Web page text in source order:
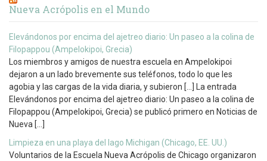
Nueva Acrópolis en el Mundo
Elevándonos por encima del ajetreo diario: Un paseo a la colina de
Filopappou (Ampelokipoi, Grecia)
Los miembros y amigos de nuestra escuela en Ampelokipoi
dejaron a un lado brevemente sus teléfonos, todo lo que les
agobia y las cargas de la vida diaria, y subieron […] La entrada
Elevándonos por encima del ajetreo diario: Un paseo a la colina de
Filopappou (Ampelokipoi, Grecia) se publicó primero en Noticias de
Nueva […]
Limpieza en una playa del lago Michigan (Chicago, EE. UU.)
Voluntarios de la Escuela Nueva Acrópolis de Chicago organizaron